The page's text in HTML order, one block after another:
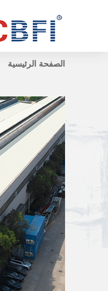
الصفحة الرئيسية